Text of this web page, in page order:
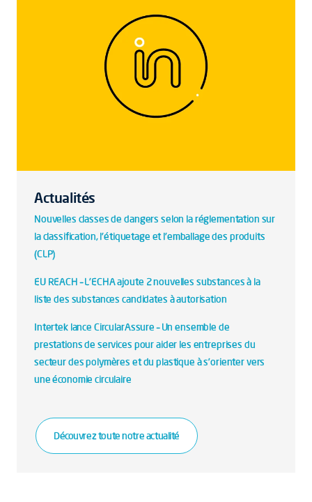
Actualités
Nouvelles classes de dangers selon la réglementation sur
la classification, l'étiquetage et l'emballage des produits
(CLP)
EU REACH – L'ECHA ajoute 2 nouvelles substances à la
liste des substances candidates à autorisation
Intertek lance CircularAssure – Un ensemble de
prestations de services pour aider les entreprises du
secteur des polymères et du plastique à s’orienter vers
une économie circulaire
Découvrez toute notre actualité